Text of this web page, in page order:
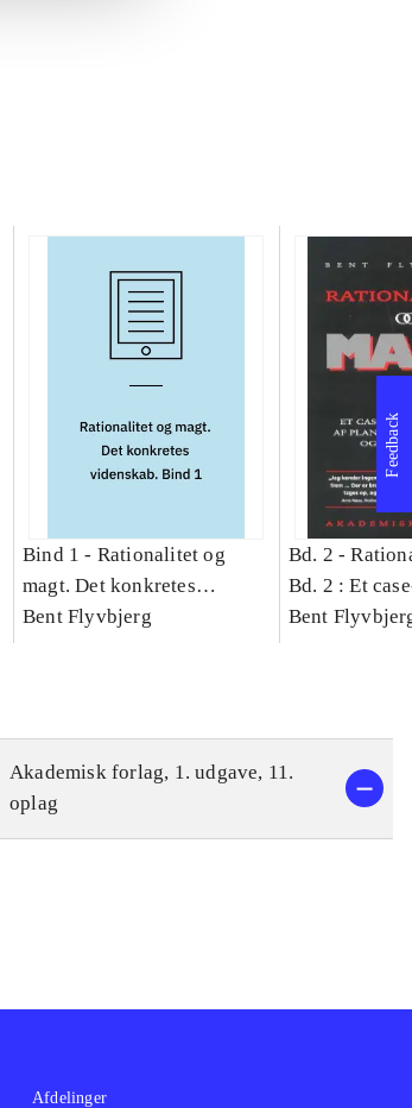
Bind 1 - Rationalitet og
magt. Det konkretes
videnskab. Bind 1
Bent Flyvbjerg
Bd. 2 -
Bd. 2 : Et
studie af
Bent
Akademisk forlag, 1. udgave, 11.
oplag
Feedback
Afdelinger